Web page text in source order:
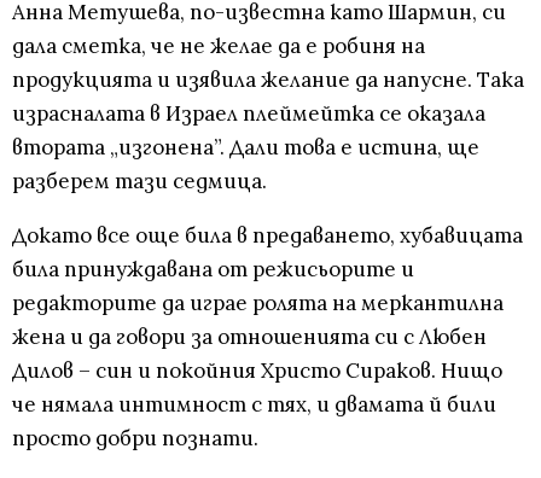
Анна Метушева, по-известна като Шармин, си
дала сметка, че не желае да е робиня на
продукцията и изявила желание да напусне. Така
израсналата в Израел плеймейтка се оказала
втората „изгонена”. Дали това е истина, ще
разберем тази седмица.
Докато все още била в предаването, хубавицата
била принуждавана от режисьорите и
редакторите да играе ролята на меркантилна
жена и да говори за отношенията си с Любен
Дилов – син и покойния Христо Сираков. Нищо
че нямала интимност с тях, и двамата й били
просто добри познати.